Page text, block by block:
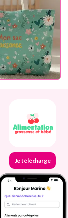
Je télécharge